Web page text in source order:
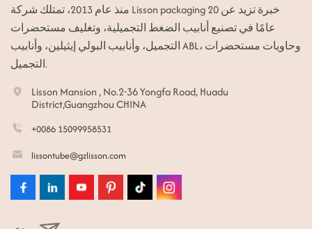
منذ عام 2013، تمتلك شركة Lisson packaging خبرة تزيد عن 20
عامًا في تصنيع أنابيب الضغط التجميلية، وتغليف مستحضرات
التجميل، وأنابيب البولي إيثيلين، وأنابيب ABL، وحاويات مستحضرات
التجميل.
Lisson Mansion , No.2-36 Yongfa Road, Huadu
District,Guangzhou CHINA
+0086 15099958531
lissontube@gzlisson.com